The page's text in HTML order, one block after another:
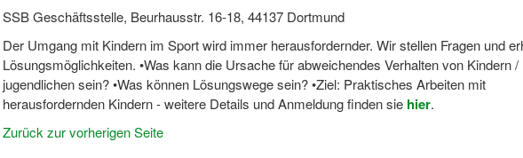
SSB Geschäftsstelle, Beurhausstr. 16-18, 44137 Dortmund
Der Umgang mit Kindern im Sport wird immer herausfordernder. Wir stellen Fragen und
Lösungsmöglichkeiten. •Was kann die Ursache für abweichendes Verhalten von Kindern /
jugendlichen sein? •Was können Lösungswege sein? •Ziel: Praktisches Arbeiten mit
herausfordernden Kindern - weitere Details und Anmeldung finden sie hier.
Zurück zur vorherigen Seite